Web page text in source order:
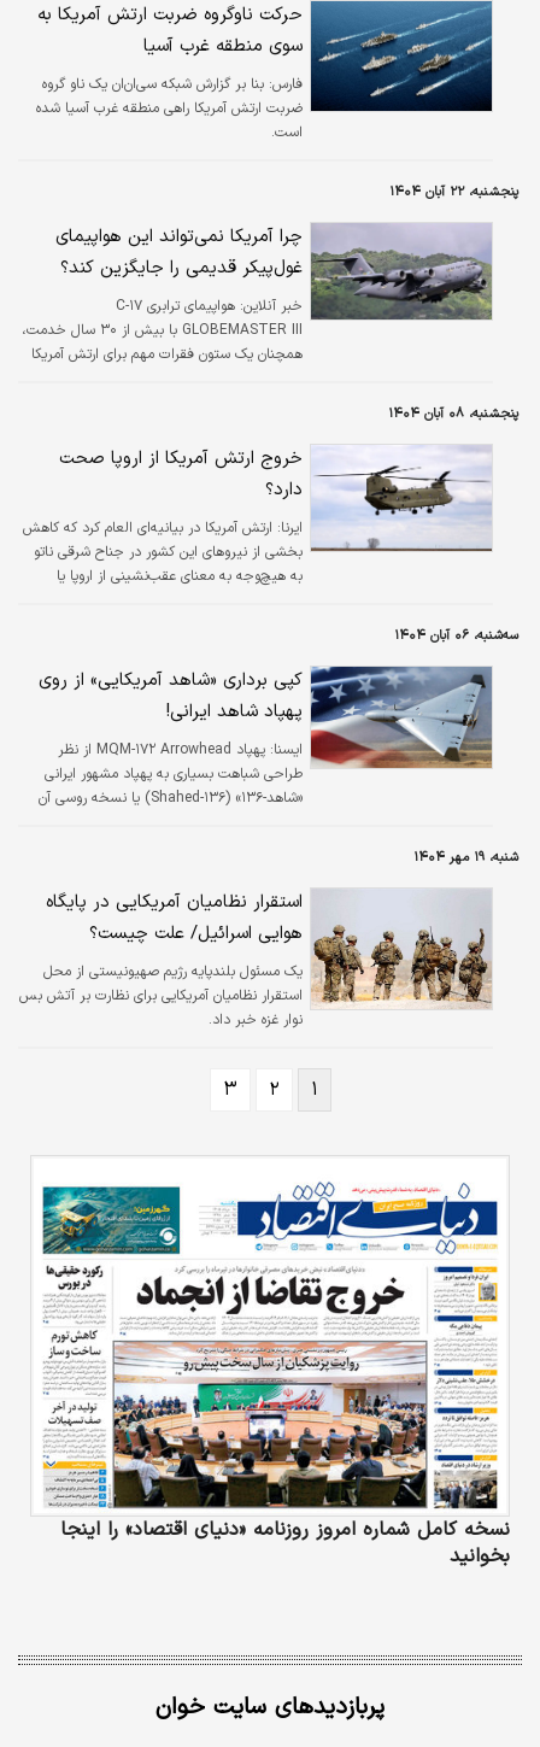
حرکت ناوگروه ضربت ارتش آمریکا به
سوی منطقه غرب آسیا
فارس: بنا بر گزارش شبکه سی‌ان‌ان یک ناو گروه
ضربت ارتش آمریکا راهی منطقه غرب آسیا شده
است.
پنجشنبه، ۲۲ آبان ۱۴۰۴
چرا آمریکا نمی‌تواند این هواپیمای
غول‌پیکر قدیمی را جایگزین کند؟
خبر آنلاین:
هواپیمای ترابری C-۱۷
GLOBEMASTER III با بیش از ۳۰ سال خدمت،
همچنان یک ستون فقرات مهم برای ارتش آمریکا
پنجشنبه، ۰۸ آبان ۱۴۰۴
خروج ارتش آمریکا از اروپا صحت
دارد؟
ایرنا: ارتش آمریکا در بیانیه‌ای العام کرد که کاهش
بخشی از نیروهای این کشور در جناح شرقی ناتو
به‌ هیچ‌وجه به‌ معنای عقب‌نشینی از اروپا یا
سه‌شنبه، ۰۶ آبان ۱۴۰۴
کپی برداری «شاهد آمریکایی» از روی
پهپاد شاهد ایرانی!
ایسنا:
پهپاد MQM-۱۷۲ Arrowhead از نظر
طراحی شباهت بسیاری به پهپاد مشهور ایرانی
«شاهد-۱۳۶» (Shahed-۱۳۶) یا نسخه روسی آن
شنبه، ۱۹ مهر ۱۴۰۴
استقرار نظامیان آمریکایی در پایگاه
هوایی اسرائیل/ علت چیست؟
یک مسئول بلندپایه رژیم صهیونیستی از محل
استقرار نظامیان آمریکایی برای نظارت بر آتش بس
نوار غزه خبر داد.
۱ ۲ ۳
نسخه کامل شماره امروز روزنامه «دنیای‌ اقتصاد» را اینجا
بخوانید
پربازدیدهای سایت خوان